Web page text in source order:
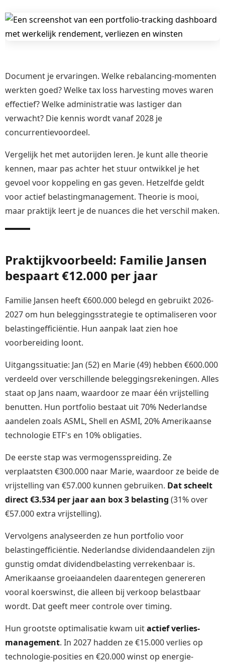
Document je ervaringen. Welke rebalancing-momenten
werkten goed? Welke tax loss harvesting moves waren
effectief? Welke administratie was lastiger dan
verwacht? Die kennis wordt vanaf 2028 je
concurrentievoordeel.
Vergelijk het met autorijden leren. Je kunt alle theorie
kennen, maar pas achter het stuur ontwikkel je het
gevoel voor koppeling en gas geven. Hetzelfde geldt
voor actief belastingmanagement. Theorie is mooi,
maar praktijk leert je de nuances die het verschil maken.
Praktijkvoorbeeld: Familie Jansen
bespaart €12.000 per jaar
Familie Jansen heeft €600.000 belegd en gebruikt 2026-
2027 om hun beleggingsstrategie te optimaliseren voor
belastingefficiëntie. Hun aanpak laat zien hoe
voorbereiding loont.
Uitgangssituatie: Jan (52) en Marie (49) hebben €600.000
verdeeld over verschillende beleggingsrekeningen. Alles
staat op Jans naam, waardoor ze maar één vrijstelling
benutten. Hun portfolio bestaat uit 70% Nederlandse
aandelen zoals ASML, Shell en ASMI, 20% Amerikaanse
technologie ETF's en 10% obligaties.
De eerste stap was vermogensspreiding. Ze
verplaatsten €300.000 naar Marie, waardoor ze beide de
vrijstelling van €57.000 kunnen gebruiken. Dat scheelt
direct €3.534 per jaar aan box 3 belasting (31% over
€57.000 extra vrijstelling).
Vervolgens analyseerden ze hun portfolio voor
belastingefficiëntie. Nederlandse dividendaandelen zijn
gunstig omdat dividendbelasting verrekenbaar is.
Amerikaanse groeiaandelen daarentegen genereren
vooral koerswinst, die alleen bij verkoop belastbaar
wordt. Dat geeft meer controle over timing.
Hun grootste optimalisatie kwam uitactief verlies-
management. In 2027 hadden ze €15.000 verlies op
technologie-posities en €20.000 winst op energie-